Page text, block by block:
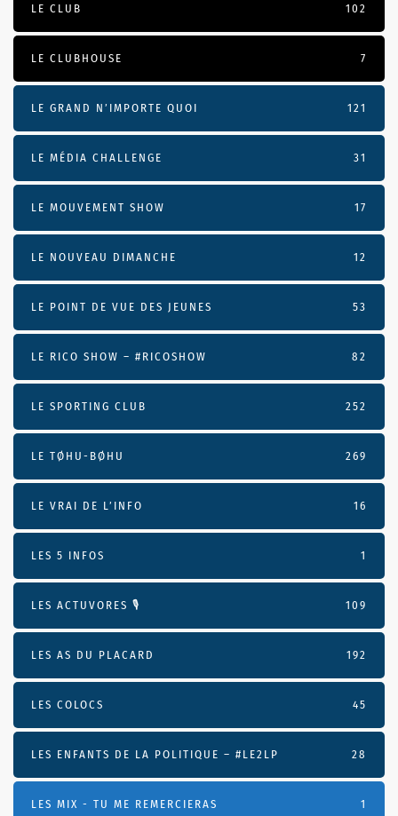
LE CLUB 102
LE CLUBHOUSE 7
LE GRAND N’IMPORTE QUOI 121
LE MÉDIA CHALLENGE 31
LE MOUVEMENT SHOW 17
LE NOUVEAU DIMANCHE 12
LE POINT DE VUE DES JEUNES 53
LE RICO SHOW – #RICOSHOW 82
LE SPORTING CLUB 252
LE TØHU-BØHU 269
LE VRAI DE L’INFO 16
LES 5 INFOS 1
LES ACTUVORES 🎙 109
LES AS DU PLACARD 192
LES COLOCS 45
LES ENFANTS DE LA POLITIQUE – #LE2LP 28
LES MIX - TU ME REMERCIERAS 1